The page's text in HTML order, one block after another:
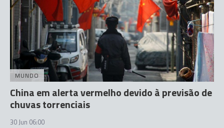
MUNDO
China em alerta vermelho devido à previsão de
chuvas torrenciais
30 Jun 06:00